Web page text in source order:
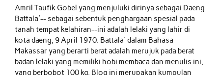
Amril Taufik Gobelyang menjuluki dirinya sebagai Daeng
Battala'-- sebagai sebentuk penghargaan spesial pada
tanah tempat kelahiran--ini adalah lelaki yang lahir di
kota daeng, 9 April 1970. Battala' dalam Bahasa
Makassar yang berarti berat adalah merujuk pada berat
badan lelaki yang memiliki hobi membaca dan menulis ini,
yang berbobot 100 kg. Blog ini merupakan kumpulan